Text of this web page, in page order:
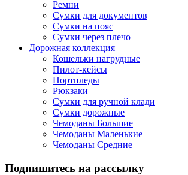
Ремни
Сумки для документов
Сумки на пояс
Сумки через плечо
Дорожная коллекция
Кошельки нагрудные
Пилот-кейсы
Портпледы
Рюкзаки
Сумки для ручной клади
Сумки дорожные
Чемоданы Большие
Чемоданы Маленькие
Чемоданы Средние
Подпишитесь на рассылку